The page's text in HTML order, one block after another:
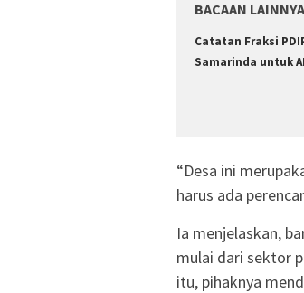
BACAAN LAINNYA
Catatan Fraksi
Samarinda untuk
“Desa ini
harus ada
Ia menjelaskan,
mulai dari sektor
itu, pihaknya